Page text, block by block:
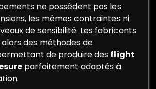
ne possèdent pas les
les mêmes contraintes ni
de sensibilité. Les fabricants
des méthodes de
de produire des flight
parfaitement adaptés à